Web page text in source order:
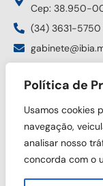
Política de
Usamos cookies
navegação,
analisar nosso
concorda com o
Cep: 38.950-
(34) 3631-5750